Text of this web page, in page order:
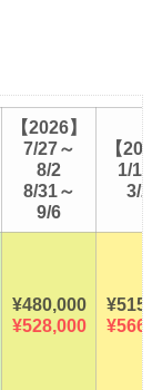
【2026】
7/27～
8/2
8/31～
9/6
【
1/
3/
¥480,000
¥528,000